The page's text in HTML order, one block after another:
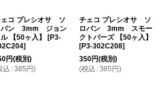
コ プレシオサ ソ
バン 3mm ジョン
【50ヶ入】
[P3-
]
円(税別)
込 : 385 円)
チェコ プレシオサ ソ
ロバン 3mm スモー
クトパーズ 【50ヶ入】
[P3-302C208]
350円(税別)
(税込 : 385 円)